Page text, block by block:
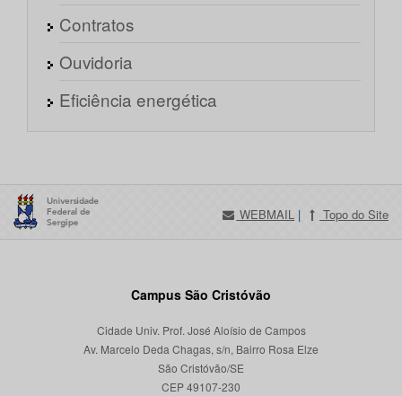
Contratos
Ouvidoria
Eficiência energética
WEBMAIL | Topo do Site
Campus São Cristóvão
Cidade Univ. Prof. José Aloísio de Campos
Av. Marcelo Deda Chagas, s/n, Bairro Rosa Elze
São Cristóvão/SE
CEP 49107-230